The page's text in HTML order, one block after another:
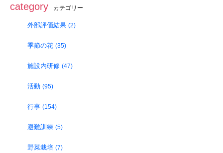
category カテゴリー
外部評価結果 (2)
季節の花 (35)
施設内研修 (47)
活動 (95)
行事 (154)
避難訓練 (5)
野菜栽培 (7)